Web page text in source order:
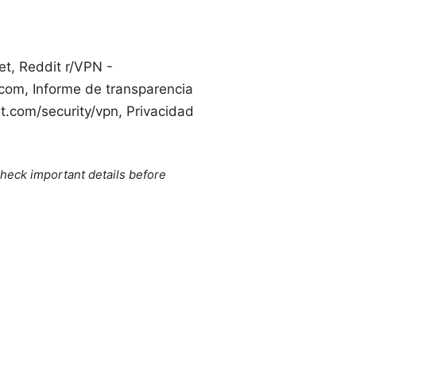
Reddit r/VPN -
Informe de transparencia
security/vpn, Privacidad
important details before